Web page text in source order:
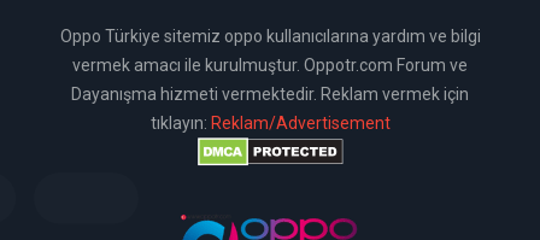
Oppo Türkiye sitemiz oppo kullanıcılarına yardım ve bilgi
vermek amacı ile kurulmuştur. Oppotr.com Forum ve
Dayanışma hizmeti vermektedir. Reklam vermek için
tıklayın: Reklam/Advertisement